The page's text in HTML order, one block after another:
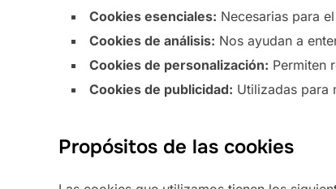
Cookies esenciales: Necesarias para
Cookies de análisis: Nos ayudan a
Cookies de personalización: Permiten
Cookies de publicidad: Utilizadas para
Propósitos de las cookies